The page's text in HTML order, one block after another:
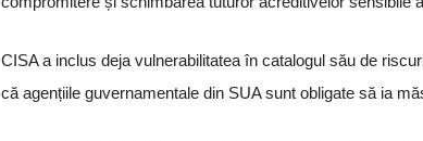
CISA a inclus deja vulnerabilitatea în catalogul său de
că agențiile guvernamentale din SUA sunt obligate să ia